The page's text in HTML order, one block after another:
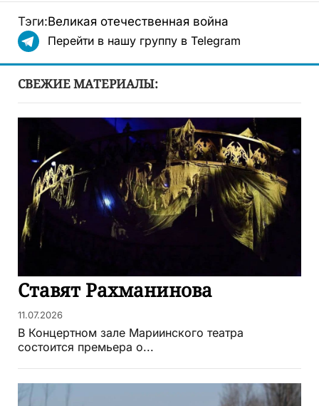
Тэги:Великая отечественная война
Перейти в нашу группу в Telegram
СВЕЖИЕ МАТЕРИАЛЫ:
Ставят Рахманинова
11.07.2026
В Концертном зале Мариинского театра
состоится премьера о...